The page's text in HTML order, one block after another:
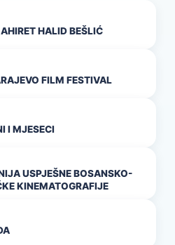
HALID BEŠLIĆ
FILM FESTIVAL
I MJESECI
USPJEŠNE BOSANSKO-
KINEMATOGRAFIJE